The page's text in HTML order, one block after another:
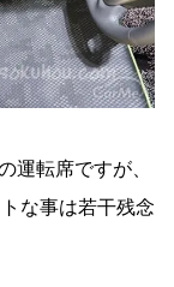
運転席ですが、
な事は若干残念